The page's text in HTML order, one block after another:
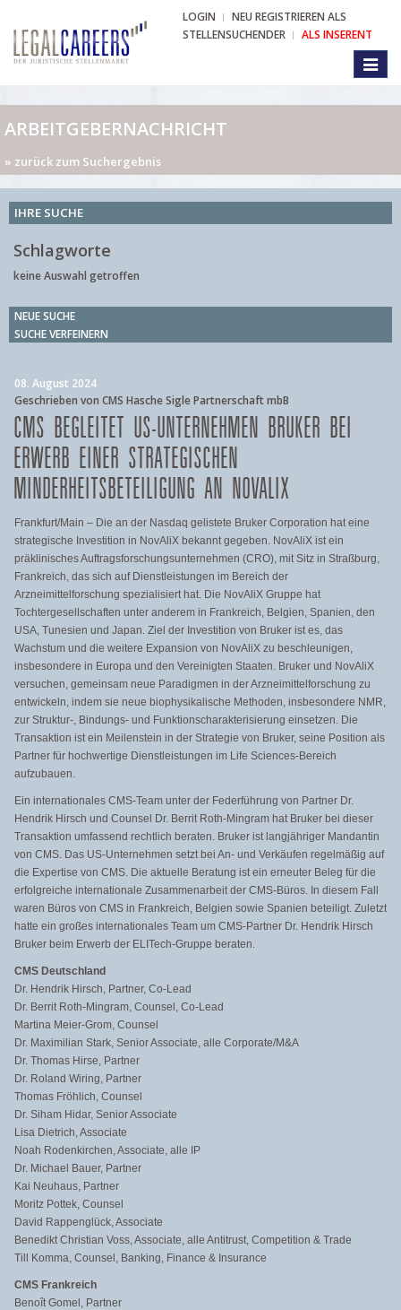
LOGIN
NEU REGISTRIEREN ALS
STELLENSUCHENDER
ALS INSERENT
ARBEITGEBERNACHRICHT
» zurück zum Suchergebnis
IHRE SUCHE
Schlagworte
keine Auswahl getroffen
NEUE SUCHE
SUCHE VERFEINERN
08. August 2024
Geschrieben von CMS Hasche Sigle Partnerschaft mbB
CMS BEGLEITET US-UNTERNEHMEN BRUKER BEI
ERWERB EINER STRATEGISCHEN
MINDERHEITSBETEILIGUNG AN NOVALIX
Frankfurt/Main – Die an der Nasdaq gelistete Bruker Corporation hat eine
strategische Investition in NovAliX bekannt gegeben. NovAliX ist ein
präklinisches Auftragsforschungsunternehmen (CRO), mit Sitz in Straßburg,
Frankreich, das sich auf Dienstleistungen im Bereich der
Arzneimittelforschung spezialisiert hat. Die NovAliX Gruppe hat
Tochtergesellschaften unter anderem in Frankreich, Belgien, Spanien, den
USA, Tunesien und Japan. Ziel der Investition von Bruker ist es, das
Wachstum und die weitere Expansion von NovAliX zu beschleunigen,
insbesondere in Europa und den Vereinigten Staaten. Bruker und NovAliX
versuchen, gemeinsam neue Paradigmen in der Arzneimittelforschung zu
entwickeln, indem sie neue biophysikalische Methoden, insbesondere NMR,
zur Struktur-, Bindungs- und Funktionscharakterisierung einsetzen. Die
Transaktion ist ein Meilenstein in der Strategie von Bruker, seine Position als
Partner für hochwertige Dienstleistungen im Life Sciences-Bereich
aufzubauen.
Ein internationales CMS-Team unter der Federführung von Partner Dr.
Hendrik Hirsch und Counsel Dr. Berrit Roth-Mingram hat Bruker bei dieser
Transaktion umfassend rechtlich beraten. Bruker ist langjähriger Mandantin
von CMS. Das US-Unternehmen setzt bei An- und Verkäufen regelmäßig auf
die Expertise von CMS. Die aktuelle Beratung ist ein erneuter Beleg für die
erfolgreiche internationale Zusammenarbeit der CMS-Büros. In diesem Fall
waren Büros von CMS in Frankreich, Belgien sowie Spanien beteiligt. Zuletzt
hatte ein großes internationales Team um CMS-Partner Dr. Hendrik Hirsch
Bruker beim Erwerb der ELITech-Gruppe beraten.
CMS Deutschland
Dr. Hendrik Hirsch, Partner, Co-Lead
Dr. Berrit Roth-Mingram, Counsel, Co-Lead
Martina Meier-Grom, Counsel
Dr. Maximilian Stark, Senior Associate, alle Corporate/M&A
Dr. Thomas Hirse, Partner
Dr. Roland Wiring, Partner
Thomas Fröhlich, Counsel
Dr. Siham Hidar, Senior Associate
Lisa Dietrich, Associate
Noah Rodenkirchen, Associate, alle IP
Dr. Michael Bauer, Partner
Kai Neuhaus, Partner
Moritz Pottek, Counsel
David Rappenglück, Associate
Benedikt Christian Voss, Associate, alle Antitrust, Competition & Trade
Till Komma, Counsel, Banking, Finance & Insurance
CMS Frankreich
Benoît Gomel, Partner